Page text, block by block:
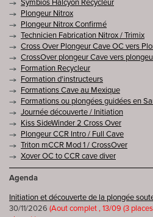
Symbios Halcyon Recycleur
Plongeur Nitrox
Plongeur Nitrox Confirmé
Technicien Fabrication Nitrox / Trimix
Cross Over Plongeur Cave OC vers
CrossOver plongeur Cave vers
Formation Recycleur
Formation d'instructeurs
Formations Cave au Mexique
Formations ou plongées guidées en
Journée découverte / Initiation
Kiss SideWinder 2 Cross Over
Plongeur CCR Intro / Full Cave
Triton mCCR Mod 1 / CrossOver
Xover OC to CCR cave diver
Agenda
Initiation et découverte de la plongée
30/11/2026 (Aout complet , 13/09 (3